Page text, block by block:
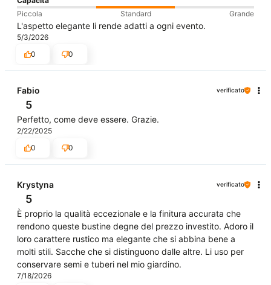
Piccola
Standard Grande
L'aspetto elegante li rende adatti a ogni evento.
5/3/2026
0
0
Fabio verificato
5
Perfetto, come deve essere. Grazie.
2/22/2025
0
0
Krystyna verificato
5
È proprio la qualità eccezionale e la finitura accurata che
rendono queste bustine degne del prezzo investito. Adoro il
loro carattere rustico ma elegante che si abbina bene a
molti stili. Sacche che si distinguono dalle altre. Li uso per
conservare semi e tuberi nel mio giardino.
7/18/2026